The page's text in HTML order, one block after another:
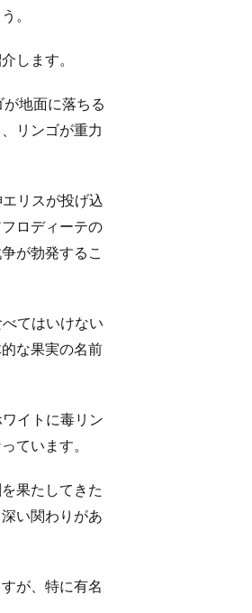
。
します。
地面に落ちる
リンゴが重力
リスが投げ込
ロディーテの
が勃発するこ
てはいけない
な果実の名前
イトに毒リン
ています。
果たしてきた
い関わりがあ
が、特に有名